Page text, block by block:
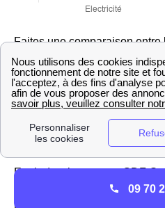
Faites une comparaison entre
Saint-Avold et ceux des villes
au gaz à Vitry-Sur-Orne,
.
Liste des fournisseurs
Avold
L'activité d'Engie à Saint-
Engie (anciennement GDF-
de l'énergie à Saint-Avold
France. L'entreprise est le
09 70